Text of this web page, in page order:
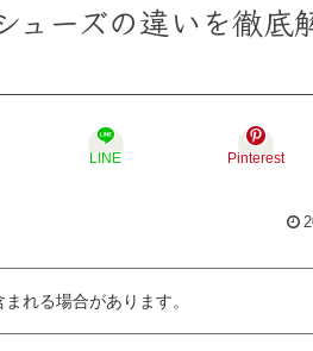
ューズの違いを徹底
LINE Pinterest
れる場合があります。